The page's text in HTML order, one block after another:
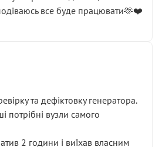
все буде працювати🫶❤️
та дефіктовку генератора.
потрібні вузли самого
2 години і виїхав власним